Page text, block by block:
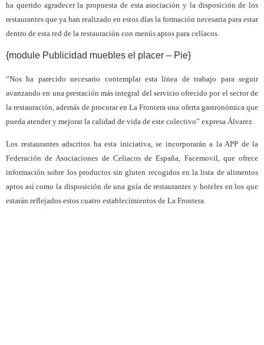
ha querido agradecer la propuesta de esta asociación y la disposición de los
restaurantes que ya han realizado en estos días la formación necesaria para estar
dentro de esta red de la restauración con menús aptos para celíacos.
{module Publicidad muebles el placer – Pie}
“Nos ha parecido necesario contemplar esta línea de trabajo para seguir
avanzando en una prestación más integral del servicio ofrecido por el sector de
la restauración, además de procurar en La Frontera una oferta gastronómica que
pueda atender y mejorar la calidad de vida de este colectivo” expresa Álvarez.
Los restaurantes adscritos ha esta iniciativa, se incorporarán a la APP de la
Federación de Asociaciones de Celiacos de España, Facemovil, que ofrece
información sobre los productos sin gluten recogidos en la lista de alimentos
aptos así como la disposición de una guía de restaurantes y hoteles en los que
estarán reflejados estos cuatro establecimientos de La Frontera.